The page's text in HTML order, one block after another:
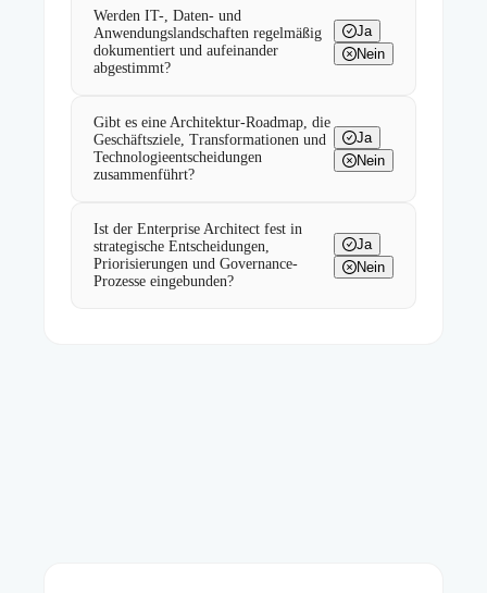
Werden IT-, Daten- und
Anwendungslandschaften regelmäßig
dokumentiert und aufeinander
abgestimmt?
Ja
Nein
Gibt es eine Architektur-Roadmap, die
Geschäftsziele, Transformationen und
Technologieentscheidungen
zusammenführt?
Ja
Nein
Ist der Enterprise Architect fest in
strategische Entscheidungen,
Priorisierungen und Governance-
Prozesse eingebunden?
Ja
Nein